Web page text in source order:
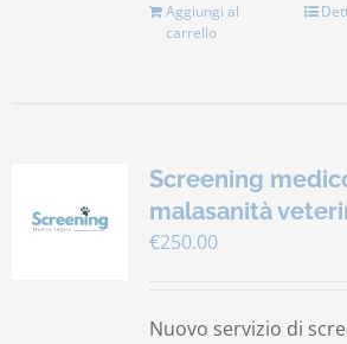
Aggiungi al
carrello
Screening
malasanità
€250.00
Nuovo servizio di